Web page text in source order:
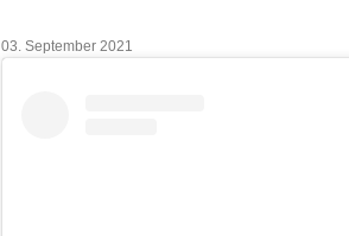
03. September 2021